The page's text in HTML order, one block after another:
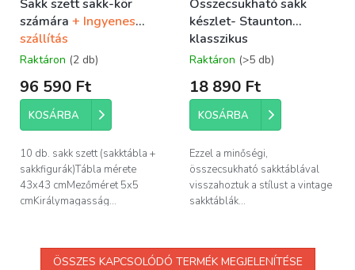
Sakk szett sakk-kör
számára + Ingyenes
szállítás
Raktáron (2 db)
96 590 Ft
KOSÁRBA
10 db. sakk szett (sakktábla +
sakkfigurák)Tábla mérete
43x43 cmMezőméret 5x5
cmKirálymagasság...
Összecsukható sakk
készlet- Staunton
klasszikus
Raktáron (>5 db)
18 890 Ft
KOSÁRBA
Ezzel a minőségi,
összecsukható sakktáblával
visszahoztuk a stílust a vintage
sakktáblák...
ÖSSZES KAPCSOLÓDÓ TERMÉK MEGJELENÍTÉSE